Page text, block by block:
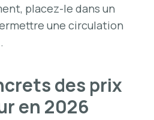
placez-le dans un
une circulation
des prix
en 2026